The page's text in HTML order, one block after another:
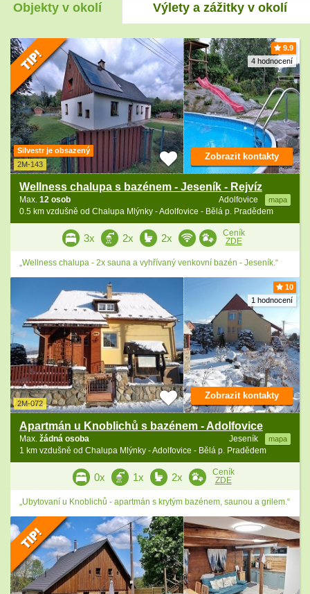
Objekty v okolí Výlety a zážitky v okolí
9.9
4 hodnocení
Silvestr je obsazený
2M-143
Wellness chalupa s bazénem - Jeseník - Rejvíz
Adolfovice mapa
Max. 12 osob
0.5 km vzdušně od Chalupa Mlýnky - Adolfovice - Bělá p. Pradědem
Zobrazit kontakty
3x 2x 2x
Ceník
ZDE
„Wellness chalupa - 2x sauna a vyhřívaný venkovní bazén - Jeseník.“
10
1 hodnocení
2M-072
Apartmán u Knoblichů s bazénem - Adolfovice
Jeseník mapa
Max. žádná osoba
1 km vzdušně od Chalupa Mlýnky - Adolfovice - Bělá p. Pradědem
Zobrazit kontakty
0x 1x 2x
Ceník
ZDE
„Ubytovaní u Knoblichů - apartmán s krytým bazénem, saunou a grilem.“